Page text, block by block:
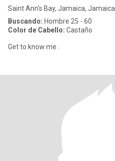
Saint Ann's Bay, Jamaica, Jamaica
Buscando: Hombre 25 - 60
Color de Cabello: Castaño
Get to know me .